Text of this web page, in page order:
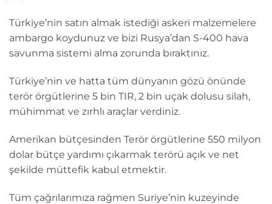
Türkiye’nin satın almak istediği askeri malzemelere
ambargo koydunuz ve bizi Rusya’dan S-400 hava
savunma sistemi alma zorunda bıraktınız.
Türkiye’nin ve hatta tüm dünyanın gözü önünde
terör örgütlerine 5 bin TIR, 2 bin uçak dolusu silah,
mühimmat ve zırhlı araçlar verdiniz.
Amerikan bütçesinden Terör örgütlerine 550 milyon
dolar bütçe yardımı çıkarmak terörü açık ve net
şekilde müttefik kabul etmektir.
Tüm çağrılarımıza rağmen Suriye’nin kuzeyinde